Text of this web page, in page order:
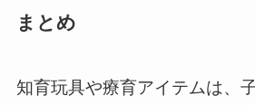
まとめ
知育玩具や療育アイテムは、